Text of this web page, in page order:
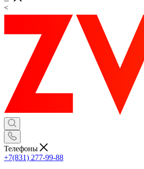
<
Телефоны
+7(831) 277-99-88